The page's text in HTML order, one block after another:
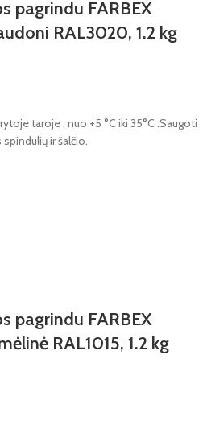
pagrindu FARBEX
RAL3020, 1.2 kg
taroje , nuo +5 °C iki 35°C .Saugoti
ir šalčio.
pagrindu FARBEX
RAL1015, 1.2 kg